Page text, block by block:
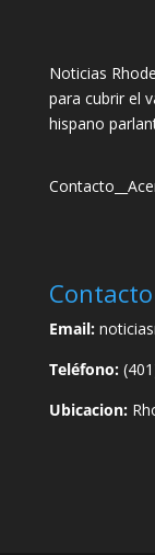
Noticias
para cubrir el
hispano
Contacto
Contacto
Email:
Teléfono:
Ubicacion: